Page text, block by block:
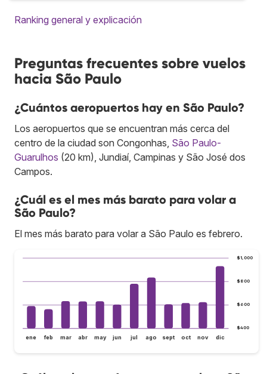
Ranking general y explicación
Preguntas frecuentes sobre vuelos
hacia São Paulo
¿Cuántos aeropuertos hay en São Paulo?
Los aeropuertos que se encuentran más cerca del
centro de la ciudad son Congonhas, São Paulo-
Guarulhos (20 km), Jundiaí, Campinas y São José dos
Campos.
¿Cuál es el mes más barato para volar a
São Paulo?
El mes más barato para volar a São Paulo es febrero.
$400
$600
$800
$1,000
ene feb mar abr may jun jul ago sept oct nov dic